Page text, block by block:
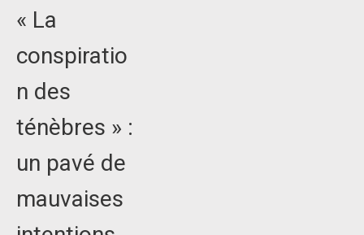
« La
conspiratio
n des
ténèbres » :
un pavé de
mauvaises